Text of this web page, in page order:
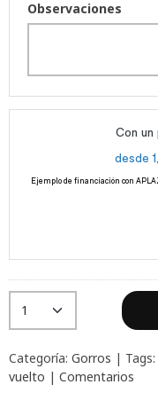
Observaciones
Categoría: Gorros | Tags:
vuelto | Comentarios